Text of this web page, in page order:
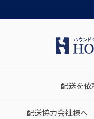
配送を依
配送協力会社様へ